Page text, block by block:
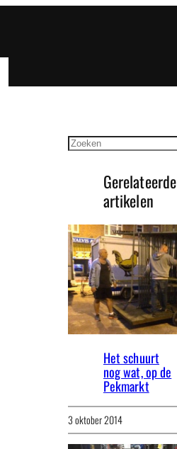
Zoeken
Gerelateerde
artikelen
Het schuurt
nog wat, op de
Pekmarkt
3 oktober 2014